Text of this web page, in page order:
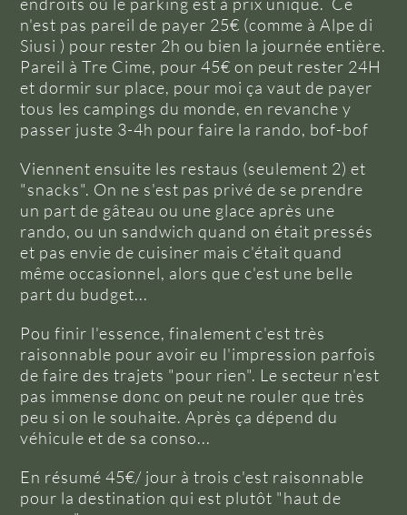
n'est pas pareil de payer 25€ (comme à Alpe di
Siusi ) pour rester 2h ou bien la journée entière.
Pareil à Tre Cime, pour 45€ on peut rester 24H
et dormir sur place, pour moi ça vaut de payer
tous les campings du monde, en revanche y
passer juste 3-4h pour faire la rando, bof-bof
Viennent ensuite les restaus (seulement 2) et
"snacks". On ne s'est pas privé de se prendre
un part de gâteau ou une glace après une
rando, ou un sandwich quand on était pressés
et pas envie de cuisiner mais c'était quand
même occasionnel, alors que c'est une belle
part du budget...
Pou finir l'essence, finalement c'est très
raisonnable pour avoir eu l'impression parfois
de faire des trajets "pour rien". Le secteur n'est
pas immense donc on peut ne rouler que très
peu si on le souhaite. Après ça dépend du
véhicule et de sa conso...
En résumé 45€/ jour à trois c'est raisonnable
pour la destination qui est plutôt "haut de